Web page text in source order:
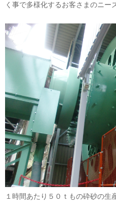
く事で多様化するお客さまのニー
１時間あたり５０ｔもの砕砂の生